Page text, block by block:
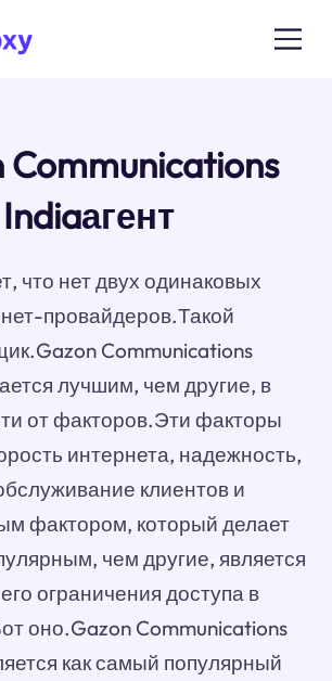
Communications
Indiaагент
что нет двух одинаковых
провайдеров.Такой
Communications
лучшим, чем другие, в
от факторов.Эти факторы
интернета, надежность,
клиентов и
фактором, который делает
чем другие, является
ограничения доступа в
оно.Gazon Communications
как самый популярный